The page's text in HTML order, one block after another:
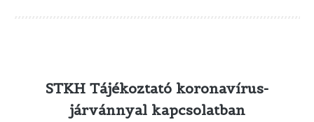
STKH Tájékoztató koronavírus-
járvánnyal kapcsolatban